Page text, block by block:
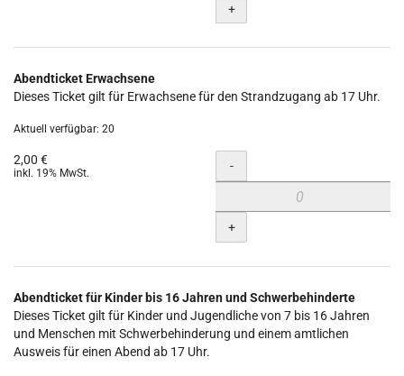
+
Abendticket Erwachsene
Dieses Ticket gilt für Erwachsene für den Strandzugang ab 17 Uhr.
Aktuell verfügbar: 20
2,00 €
inkl. 19% MwSt. Menge
-
+
Abendticket für Kinder bis 16 Jahren und Schwerbehinderte
Dieses Ticket gilt für Kinder und Jugendliche von 7 bis 16 Jahren
und Menschen mit Schwerbehinderung und einem amtlichen
Ausweis für einen Abend ab 17 Uhr.